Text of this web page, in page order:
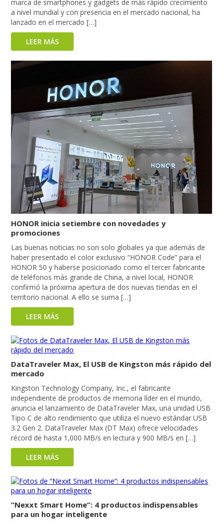
marca de smartphones y gadgets de más rápido crecimiento
a nivel mundial y con presencia en el mercado nacional, ha
lanzado en el mercado […]
LEER MÁS
HONOR inicia setiembre con novedades y
promociones
Las buenas noticias no son solo globales ya que además de
haber presentado el color exclusivo “HONOR Code” para el
HONOR 50 y haberse posicionado como el tercer fabricante
de teléfonos más grande de China, a nivel local, HONOR
confirmó la próxima apertura de dos nuevas tiendas en el
territorio nacional. A ello se suma […]
LEER MÁS
DataTraveler Max, El USB de Kingston más rápido del
mercado
Kingston Technology Company, Inc., el fabricante
independiente de productos de memoria líder en el mundo,
anuncia el lanzamiento de DataTraveler Max, una unidad USB
Tipo C de alto rendimiento que utiliza el nuevo estándar USB
3.2 Gen 2. DataTraveler Max (DT Max) ofrece velocidades
récord de hasta 1,000 MB/s en lectura y 900 MB/s en […]
LEER MÁS
“Nexxt Smart Home”: 4 productos indispensables
para un hogar inteligente